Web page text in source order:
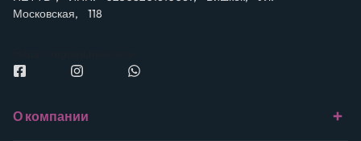
Московская, 118
О компании